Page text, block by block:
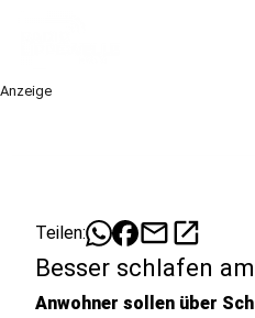
Anzeige
Teilen: mailopen_in_new
Besser schlafen
Anwohner sollen über